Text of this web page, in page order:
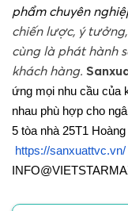
phẩm chuyên
chiến lược, ý
cùng là phát hành
khách hàng.
ứng mọi nhu cầu của
nhau phù hợp cho
5 tòa nhà 25T1
https://sanxuattvc.vn/